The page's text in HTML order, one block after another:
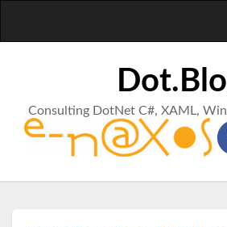
Consulting DotNet C#, XAML,